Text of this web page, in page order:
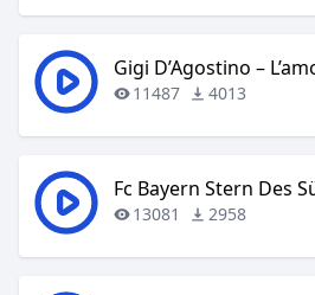
Gigi D’Agostino –
11487 4013
Fc Bayern Stern Des
13081 2958